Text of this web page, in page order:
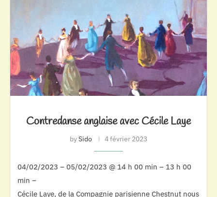
Contredanse anglaise avec Cécile Laye
bySido 4 février 2023
04/02/2023 – 05/02/2023 @ 14 h 00 min – 13 h 00
min –
Cécile Laye, de la Compagnie parisienne Chestnut nous